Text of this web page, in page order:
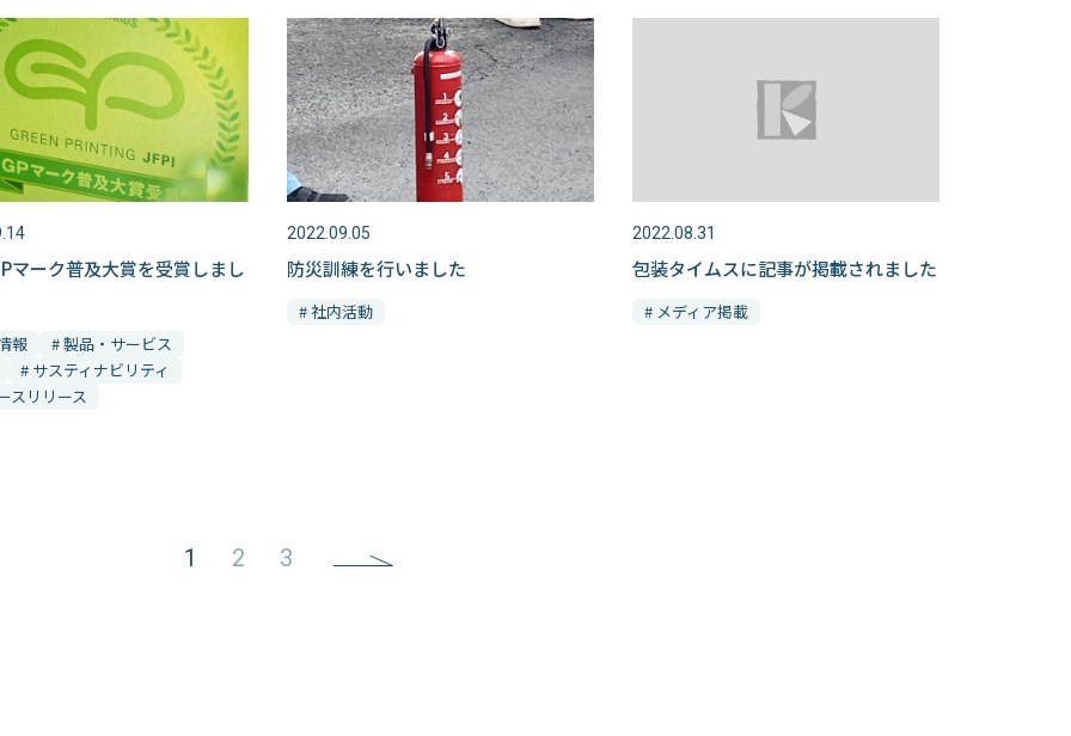
マーク普及大賞を受賞しまし
報
# 製品・サービス
# サスティナビリティ
スリリース
2022.09.05
防災訓練を行いました
# 社内活動
2022.08.31
包装タイムスに記事が掲載されました
# メディア掲載
1 2 3